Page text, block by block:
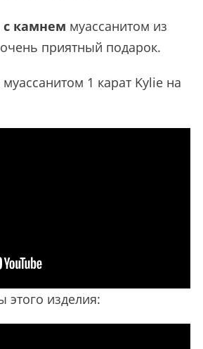
с камнем муассанитом из
приятный подарок.
1 карат Kylie на
этого изделия: